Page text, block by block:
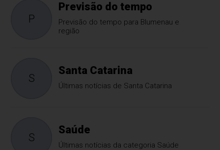
P
Previsão do tempo
Previsão do tempo para Blumenau e
região
S
Santa Catarina
Últimas notícias de Santa Catarina
S
Saúde
Últimas notícias da categoria Saúde